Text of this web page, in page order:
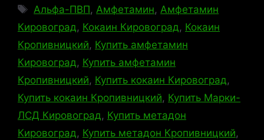
Метки
Альфа-ПВП,Амфетамин,Амфетамин
Кировоград, Кокаин Кировоград, Кокаин
Кропивницкий, Купить амфетамин
Кировоград, Купить амфетамин
Кропивницкий, Купить кокаин Кировоград,
Купить кокаин Кропивницкий, Купить Марки-
ЛСД Кировоград, Купить метадон
Кировоград, Купить метадон Кропивницкий,